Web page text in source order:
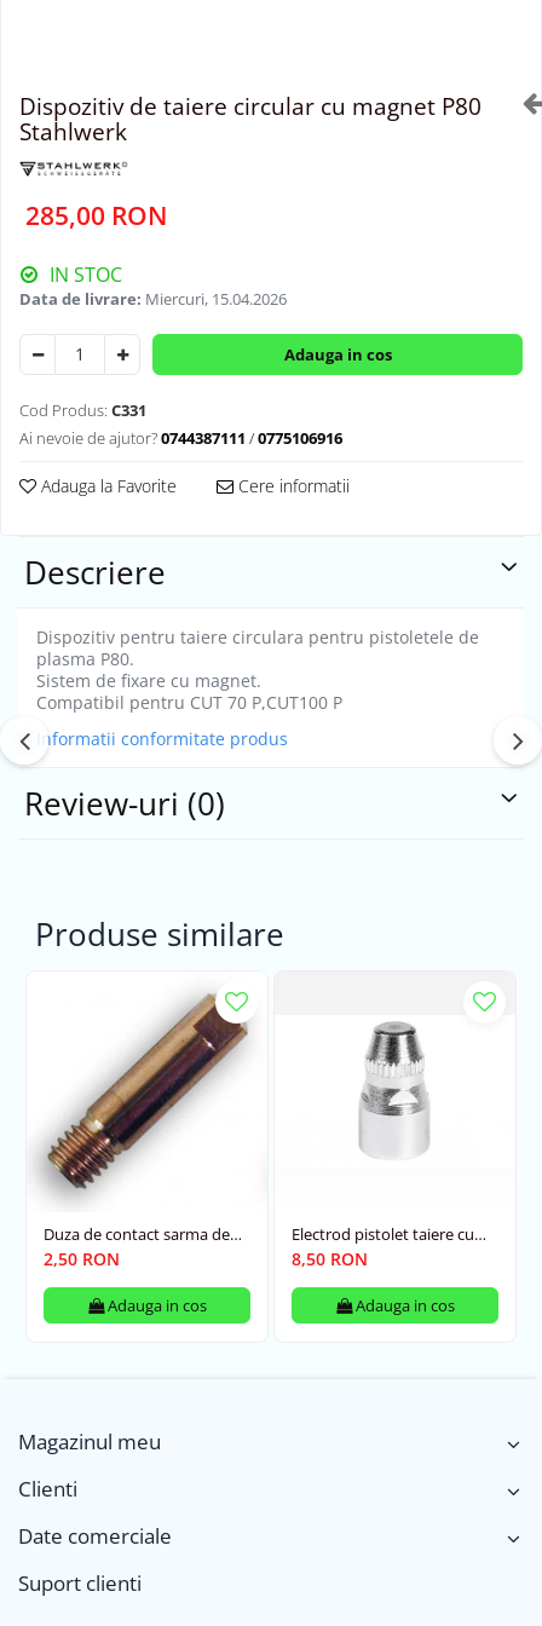
Dispozitiv de taiere circular cu magnet P80
Stahlwerk
285,00 RON
IN STOC
Data de livrare: Miercuri, 15.04.2026
Adauga in cos
Cod Produs: C331
Ai nevoie de ajutor?0744387111 /0775106916
Adauga la Favorite Cere informatii
Descriere
Dispozitiv pentru taiere circulara pentru pistoletele de
plasma P80.
Sistem de fixare cu magnet.
Compatibil pentru CUT 70 P,CUT100 P
Informatii conformitate produs
Review-uri (0)
Produse similare
Duza de contact sarma de
otel 0.8 mm , M6 x 25 mm
2,50 RON
Adauga in cos
Electrod pistolet taiere cu
plasma P80
8,50 RON
Adauga in cos
Magazinul meu
Clienti
Date comerciale
Suport clienti